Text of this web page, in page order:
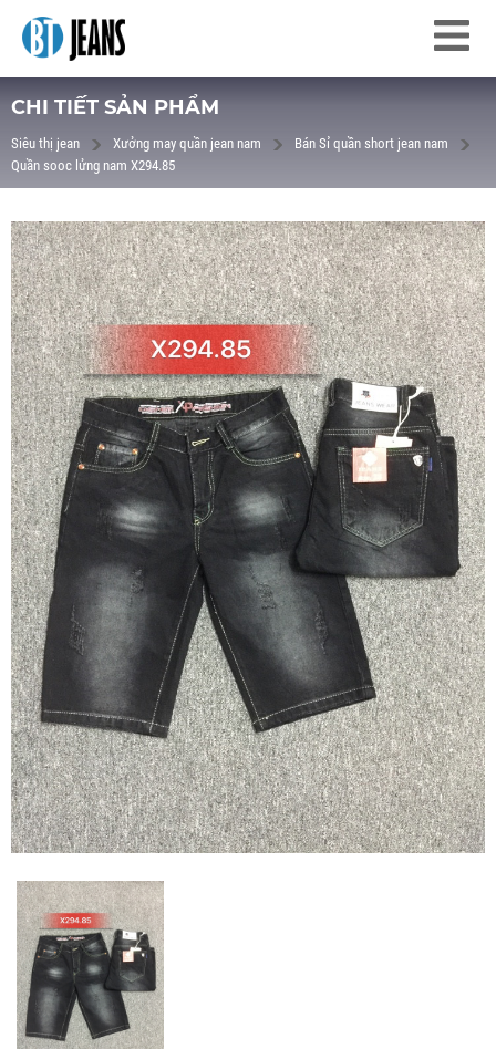
CHI TIẾT SẢN PHẨM
Siêu thị jean Xưởng may quần jean nam
Bán Sỉ quần short jean nam
Quần sooc lửng nam X294.85